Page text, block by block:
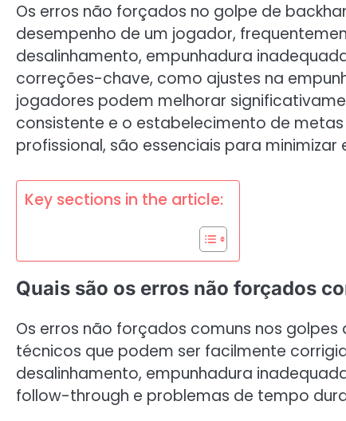
Os erros não forçados no golpe de
desempenho de um jogador,
desalinhamento, empunhadura
correções-chave, como ajustes na
jogadores podem melhorar
consistente e o estabelecimento de
profissional, são essenciais para
Key sections in the article:
Quais são os erros não forçados
Os erros não forçados comuns nos
técnicos que podem ser facilmente
desalinhamento, empunhadura
follow-through e problemas de tempo